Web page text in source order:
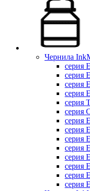
Чернила
серия
серия
серия
серия
серия
серия
серия
серия
серия
серия
серия
серия
серия
серия